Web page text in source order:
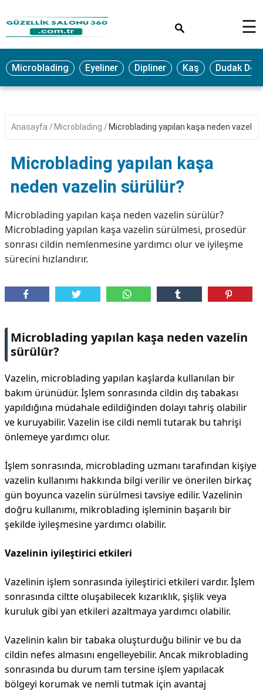
MAKYAJ
MİCROBLADİNG
EPİLASYON
PROTEZ
TIRNAK
PEELİNG
ERKEK
BAKIMI
CİLT
BAKIMI
DİPLİNER
☰
Microblading Eyeliner Dipliner Kaş Dudak
Anasayfa Microblading Microblading yapılan kaşa neden vazelin
Microblading yapılan kaşa
neden vazelin sürülür?
Microblading yapılan kaşa neden vazelin sürülür?
Microblading yapılan kaşa vazelin sürülmesi, prosedür
sonrası cildin nemlenmesine yardımcı olur ve iyileşme
sürecini hızlandırır.
Microblading yapılan kaşa neden vazelin
sürülür?
Vazelin, microblading yapılan kaşlarda kullanılan bir
bakım ürünüdür. İşlem sonrasında cildin dış tabakası
yapıldığına müdahale edildiğinden dolayı tahriş olabilir
ve kuruyabilir. Vazelin ise cildi nemli tutarak bu tahrişi
önlemeye yardımcı olur.
İşlem sonrasında, microblading uzmanı tarafından kişiye
vazelin kullanımı hakkında bilgi verilir ve önerilen birkaç
gün boyunca vazelin sürülmesi tavsiye edilir. Vazelinin
doğru kullanımı, mikroblading işleminin başarılı bir
şekilde iyileşmesine yardımcı olabilir.
Vazelinin iyileştirici etkileri
Vazelinin işlem sonrasında iyileştirici etkileri vardır. İşlem
sonrasında ciltte oluşabilecek kızarıklık, şişlik veya
kuruluk gibi yan etkileri azaltmaya yardımcı olabilir.
Vazelinin kalın bir tabaka oluşturduğu bilinir ve bu da
cildin nefes almasını engelleyebilir. Ancak mikroblading
sonrasında bu durum tam tersine işlem yapılacak
bölgeyi korumak ve nemli tutmak için avantaj